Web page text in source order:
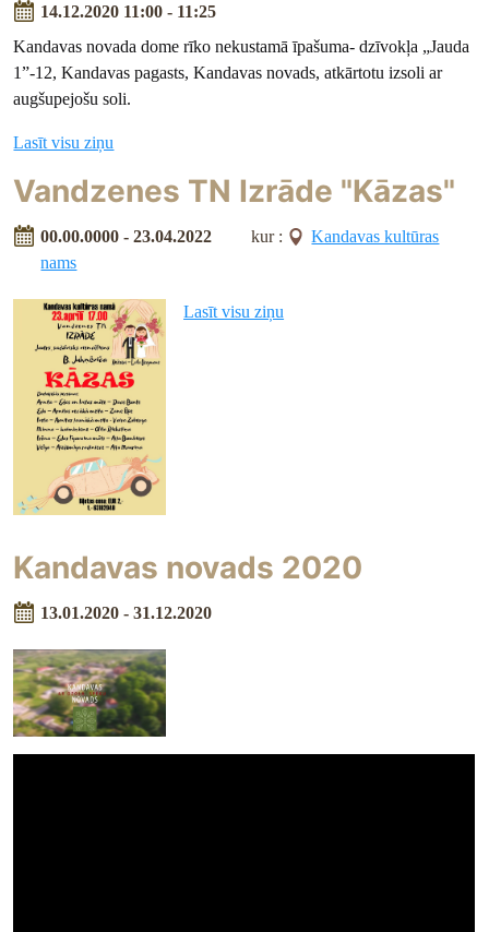
14.12.2020 11:00 - 11:25
Kandavas novada dome rīko nekustamā īpašuma- dzīvokļa „Jauda
1”-12, Kandavas pagasts, Kandavas novads, atkārtotu izsoli ar
augšupejošu soli.
Lasīt visu ziņu
Vandzenes TN Izrāde "Kāzas"
00.00.0000 - 23.04.2022 kur :
Kandavas kultūras
nams
Lasīt visu ziņu
Kandavas novads 2020
13.01.2020 - 31.12.2020